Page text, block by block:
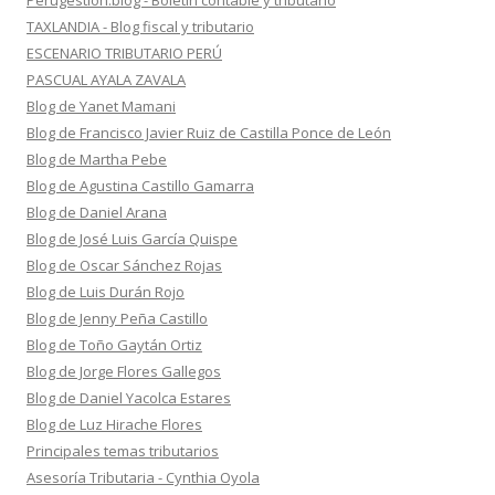
TAXLANDIA - Blog fiscal y tributario
ESCENARIO TRIBUTARIO PERÚ
PASCUAL AYALA ZAVALA
Blog de Yanet Mamani
Blog de Francisco Javier Ruiz de Castilla Ponce de León
Blog de Martha Pebe
Blog de Agustina Castillo Gamarra
Blog de Daniel Arana
Blog de José Luis García Quispe
Blog de Oscar Sánchez Rojas
Blog de Luis Durán Rojo
Blog de Jenny Peña Castillo
Blog de Toño Gaytán Ortiz
Blog de Jorge Flores Gallegos
Blog de Daniel Yacolca Estares
Blog de Luz Hirache Flores
Principales temas tributarios
Asesoría Tributaria - Cynthia Oyola